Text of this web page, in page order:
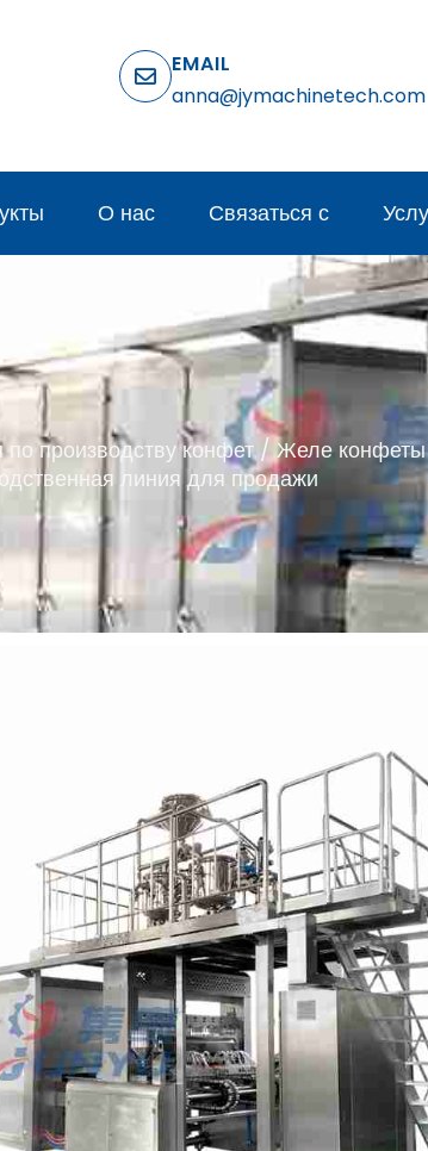
EMAIL
anna@jymachinetech.com
О нас Связаться с
по производству конфет/ Желе
линия для продажи